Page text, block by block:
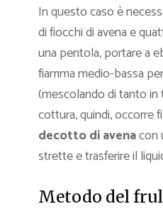
In questo caso è
di fiocchi di avena e
una pentola, portare a
fiamma medio-bassa
(mescolando di tanto
cottura, quindi, occorre
decotto di avenacon
strette e trasferire il
Metodo del